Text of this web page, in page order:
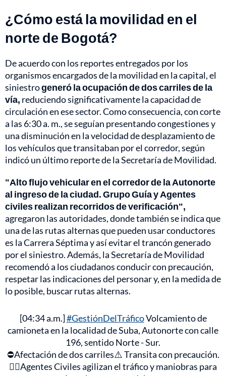
¿Cómo está la movilidad en el
norte de Bogotá?
De acuerdo con los reportes entregados por los
organismos encargados de la movilidad en la capital, el
siniestrogeneró la ocupación de dos carriles de la
vía, reduciendo significativamente la capacidad de
circulación en ese sector. Como consecuencia, con corte
a las 6:30 a. m., se seguían presentando congestiones y
una disminución en la velocidad de desplazamiento de
los vehículos que transitaban por el corredor, según
indicó un último reporte de la Secretaría de Movilidad.
"Alto flujo vehicular en el corredor de la Autonorte
al ingreso de la ciudad. Grupo Guía y Agentes
civiles realizan recorridos de verificación",
agregaron las autoridades, donde también se indica que
una de las rutas alternas que pueden usar conductores
es la Carrera Séptima y así evitar el trancón generado
por el siniestro. Además, la Secretaría de Movilidad
recomendó a los ciudadanos conducir con precaución,
respetar las indicaciones del personar y, en la medida de
lo posible, buscar rutas alternas.
[04:34 a.m.]#GestiónDelTráficoVolcamiento de
camioneta en la localidad de Suba, Autonorte con calle
196, sentido Norte - Sur.
⛔Afectación de dos carriles⚠️ Transita con precaución.
👮‍♂️Agentes Civiles agilizan el tráfico y maniobras para